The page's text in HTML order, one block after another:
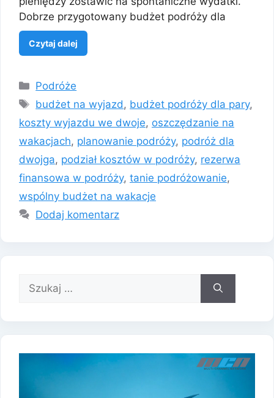
Dobrze przygotowany budżet podróży dla
Czytaj dalej
Kategorie
Podróże
Tagi
budżet na wyjazd , budżet podróży dla pary,
koszty wyjazdu we dwoje, oszczędzanie na
wakacjach, planowanie podróży, podróż dla
dwojga, podział kosztów w podróży, rezerwa
finansowa w podróży, tanie podróżowanie,
wspólny budżet na wakacje
Dodaj komentarz